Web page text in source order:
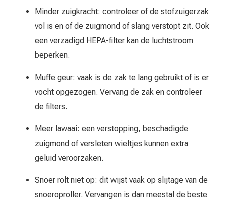
Minder zuigkracht: controleer of de stofzuigerzak
vol is en of de zuigmond of slang verstopt zit. Ook
een verzadigd HEPA-filter kan de luchtstroom
beperken.
Muffe geur: vaak is de zak te lang gebruikt of is er
vocht opgezogen. Vervang de zak en controleer
de filters.
Meer lawaai: een verstopping, beschadigde
zuigmond of versleten wieltjes kunnen extra
geluid veroorzaken.
Snoer rolt niet op: dit wijst vaak op slijtage van de
snoeroproller. Vervangen is dan meestal de beste